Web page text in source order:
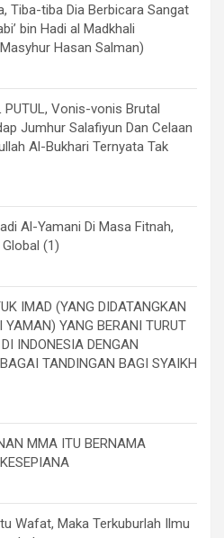
Tiba-tiba Dia Berbicara Sangat
bin Hadi al Madkhali
Hasan Salman)
Vonis-vonis Brutal
Jumhur Salafiyun Dan Celaan
Al-Bukhari Ternyata Tak
Al-Yamani Di Masa Fitnah,
(1)
IMAD (YANG DIDATANGKAN
YANG BERANI TURUT
INDONESIA DENGAN
TANDINGAN BAGI SYAIKH
MMA ITU BERNAMA
Wafat, Maka Terkuburlah Ilmu